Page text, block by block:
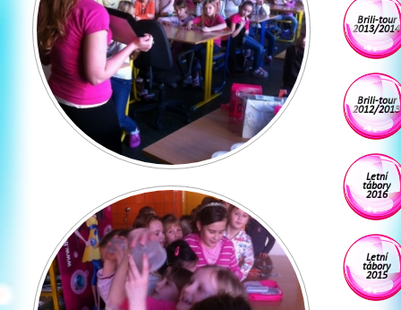
Brili-tour
2013/2014
Brili-tour
2012/2013
Letní
tábory
2016
Letní
tábory
2015